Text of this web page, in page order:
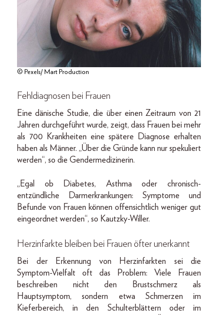
© Pexels/ Mart Production
Fehldiagnosen bei Frauen
Eine dänische Studie, die über einen Zeitraum von 21
Jahren durchgeführt wurde, zeigt, dass Frauen bei mehr
als 700 Krankheiten eine spätere Diagnose erhalten
haben als Männer. „Über die Gründe kann nur spekuliert
werden“, so die Gendermedizinerin.
„Egal ob Diabetes, Asthma oder chronisch-
entzündliche Darmerkrankungen: Symptome und
Befunde von Frauen können offensichtlich weniger gut
eingeordnet werden“, so Kautzky-Willer.
Herzinfarkte bleiben bei Frauen öfter unerkannt
Bei der Erkennung von Herzinfarkten sei die
Symptom-Vielfalt oft das Problem: Viele Frauen
beschreiben nicht den Brustschmerz als
Hauptsymptom, sondern etwa Schmerzen im
Kieferbereich, in den Schulterblättern oder im